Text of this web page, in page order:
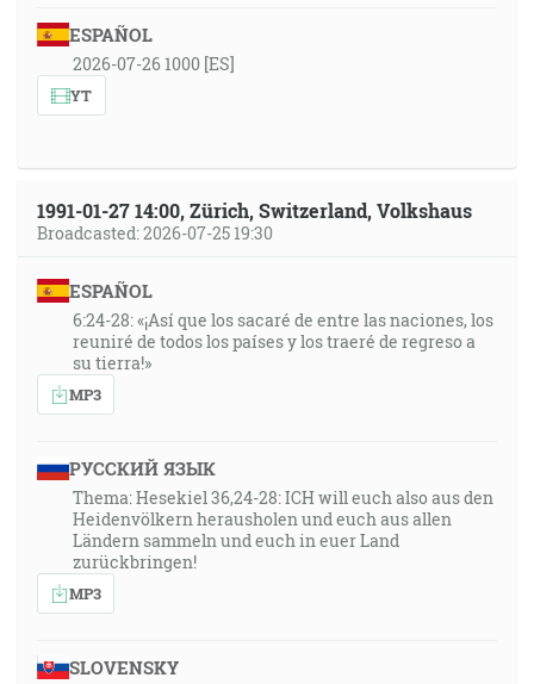
ESPAÑOL
2026-07-26 1000 [ES]
YT
1991-01-27 14:00, Zürich, Switzerland, Volkshaus
Broadcasted: 2026-07-25 19:30
ESPAÑOL
6:24-28: «¡Así que los sacaré de entre las naciones, los
reuniré de todos los países y los traeré de regreso a
su tierra!»
MP3
РУССКИЙ ЯЗЫК
Thema: Hesekiel 36,24-28: ICH will euch also aus den
Heidenvölkern herausholen und euch aus allen
Ländern sammeln und euch in euer Land
zurückbringen!
MP3
SLOVENSKY